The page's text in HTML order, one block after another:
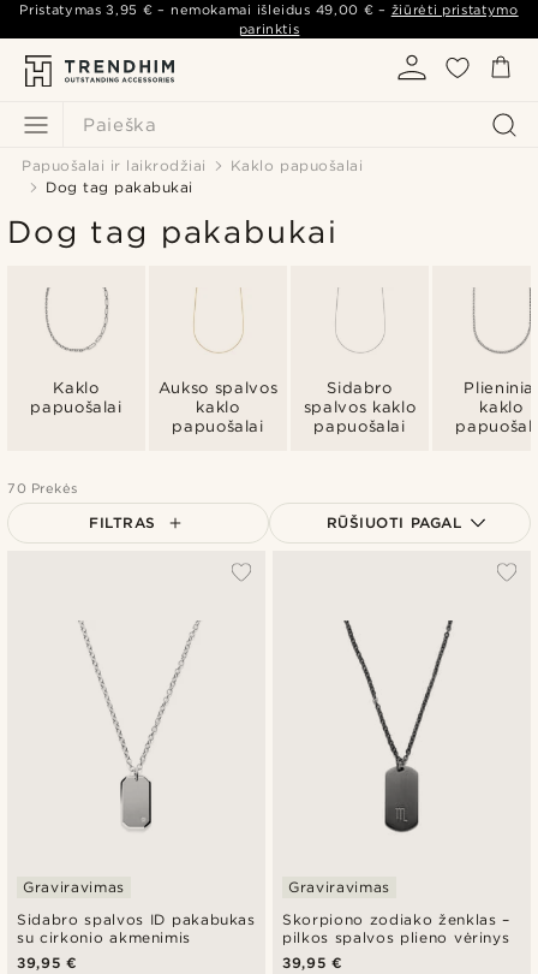
Paieška
Pristatymas3,95 € – nemokamai išleidus 49,00 € – žiūrėti pristatymo
parinktis
Papuošalai ir laikrodžiai
Kaklo papuošalai
Dog tag pakabukai
Dog tag pakabukai
Kaklo
papuošalai
Aukso spalvos
kaklo
papuošalai
Sidabro
spalvos kaklo
papuošalai
Plieniniai
kaklo
70 Prekės
FILTRAS RŪŠIUOTI PAGAL
Pigiausia
Brangiausia
Sidabro spalvos ID pakabukas
su cirkonio akmenimis
Graviravimas
39,95 €
Skorpiono zodiako ženklas –
pilkos spalvos plieno vėrinys
Graviravimas
39,95 €